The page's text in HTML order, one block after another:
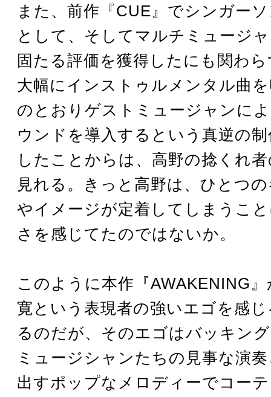
また、前作『CUE』でシンガー
として、そしてマルチミュージ
固たる評価を獲得したにも関わ
大幅にインストゥルメンタル曲
のとおりゲストミュージャンに
ウンドを導入するという真逆の
したことからは、高野の捻くれ
見れる。きっと高野は、ひとつ
やイメージが定着してしまうこ
さを感じてたのではないか。
このように本作『AWAKENING
寛という表現者の強いエゴを感
るのだが、そのエゴはバッキン
ミュージシャンたちの見事な演
出すポップなメロディーでコー